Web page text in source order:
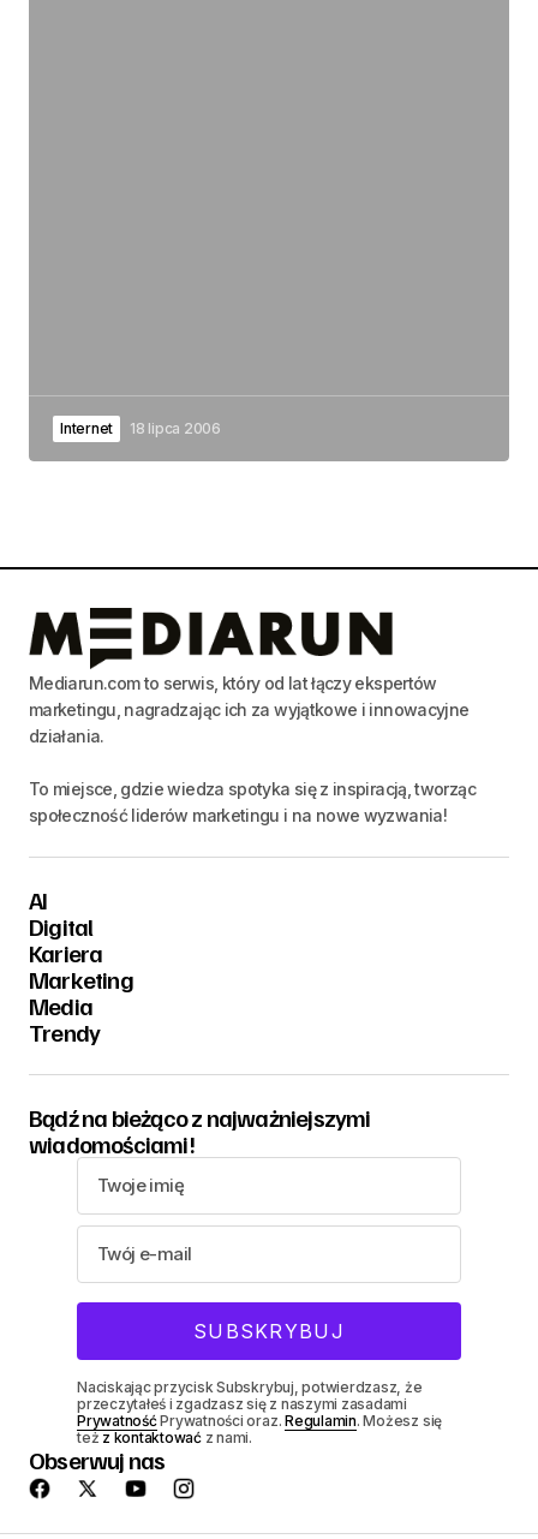
Internet 18 lipca 2006
Mediarun.com to serwis, który od lat łączy ekspertów
marketingu, nagradzając ich za wyjątkowe i innowacyjne
działania.
To miejsce, gdzie wiedza spotyka się z inspiracją, tworząc
społeczność liderów marketingu i na nowe wyzwania!
AI
Digital
Kariera
Marketing
Media
Trendy
Bądź na bieżąco z najważniejszymi
wiadomościami!
Naciskając przycisk Subskrybuj, potwierdzasz, że
przeczytałeś i zgadzasz się z naszymi zasadami
PrywatnośćPrywatności oraz.Regulamin. Możesz się
też z kontaktowaćz nami.
Obserwuj nas